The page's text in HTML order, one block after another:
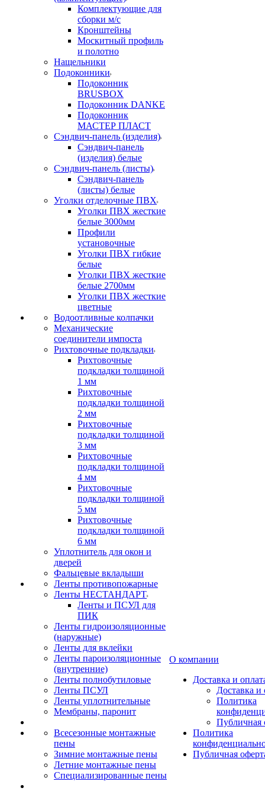
Комплектующие для
сборки м/с
Кронштейны
Москитный профиль
и полотно
Нащельники
Подоконники
Подоконник
BRUSBOX
Подоконник DANKE
Подоконник
МАСТЕР ПЛАСТ
Сэндвич-панель (изделия)
Сэндвич-панель
(изделия) белые
Сэндвич-панель (листы)
Сэндвич-панель
(листы) белые
Уголки отделочные ПВХ
Уголки ПВХ жесткие
белые 3000мм
Профили
установочные
Уголки ПВХ гибкие
белые
Уголки ПВХ жесткие
белые 2700мм
Уголки ПВХ жесткие
цветные
Водоотливные колпачки
Механические
соединители импоста
Рихтовочные подкладки
Рихтовочные
подкладки толщиной
1 мм
Рихтовочные
подкладки толщиной
2 мм
Рихтовочные
подкладки толщиной
3 мм
Рихтовочные
подкладки толщиной
4 мм
Рихтовочные
подкладки толщиной
5 мм
Рихтовочные
подкладки толщиной
6 мм
Уплотнитель для окон и
дверей
Фальцевые вкладыши
Ленты противопожарные
Ленты НЕСТАНДАРТ
Ленты и ПСУЛ для
ПИК
Ленты гидроизоляционные
(наружные)
Ленты для вклейки
Ленты пароизоляционные
(внутренние)
Ленты полнобутиловые
Ленты ПСУЛ
Ленты уплотнительные
Мембраны, паронит
Всесезонные монтажные
пены
Зимние монтажные пены
Летние монтажные пены
Специализированные пены
О компании
Доставка и
Доставка и
Политика
Публичная
Политика
Публичная